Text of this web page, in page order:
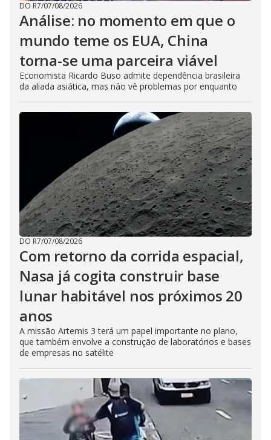
DO R7/07/08/2026
Análise: no momento em que o
mundo teme os EUA, China
torna-se uma parceira viável
Economista Ricardo Buso admite dependência brasileira
da aliada asiática, mas não vê problemas por enquanto
DO R7/07/08/2026
Com retorno da corrida espacial,
Nasa já cogita construir base
lunar habitável nos próximos 20
anos
A missão Artemis 3 terá um papel importante no plano,
que também envolve a construção de laboratórios e bases
de empresas no satélite